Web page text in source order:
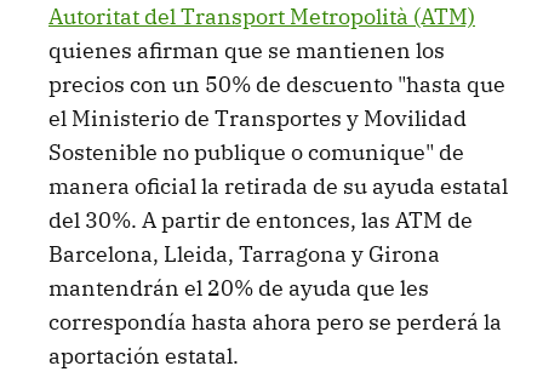
Autoritat del Transport Metropolità (ATM)
quienes afirman que se mantienen los
precios con un 50% de descuento "hasta que
el Ministerio de Transportes y Movilidad
Sostenible no publique o comunique" de
manera oficial la retirada de su ayuda estatal
del 30%. A partir de entonces, las ATM de
Barcelona, Lleida, Tarragona y Girona
mantendrán el 20% de ayuda que les
correspondía hasta ahora pero se perderá la
aportación estatal.